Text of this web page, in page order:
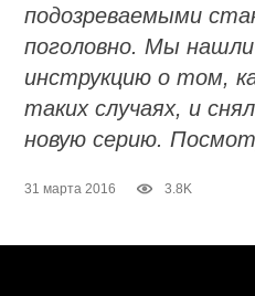
подозреваемыми
поголовно. Мы
инструкцию о том,
таких случаях, и
новую серию.
31 марта 2016 3.8K